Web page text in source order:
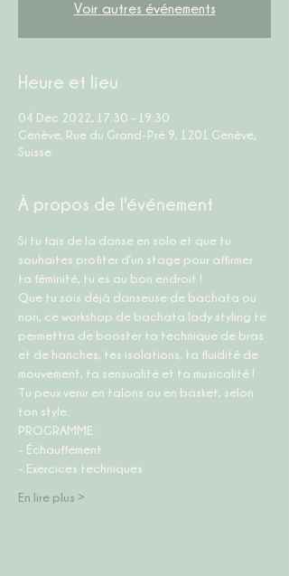
Voir autres événements
Heure et lieu
04 Dec 2022, 17:30 – 19:30
Genève, Rue du Grand-Pré 9, 1201 Genève,
Suisse
À propos de l'événement
Si tu fais de la danse en solo et que tu
souhaites profiter d’un stage pour affirmer
ta féminité, tu es au bon endroit !
Que tu sois déjà danseuse de bachata ou
non, ce workshop de bachata lady styling te
permettra de booster ta technique de bras
et de hanches, tes isolations, ta fluidité de
mouvement, ta sensualité et ta musicalité !
Tu peux venir en talons ou en basket, selon
ton style.
PROGRAMME:
- Échauffement
- Exercices techniques
En lire plus >